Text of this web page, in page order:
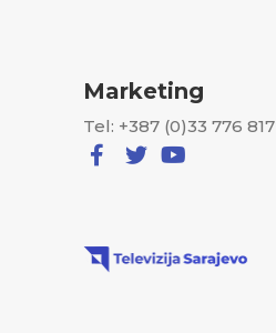
Marketing
Tel: +387 (0)33 776 817